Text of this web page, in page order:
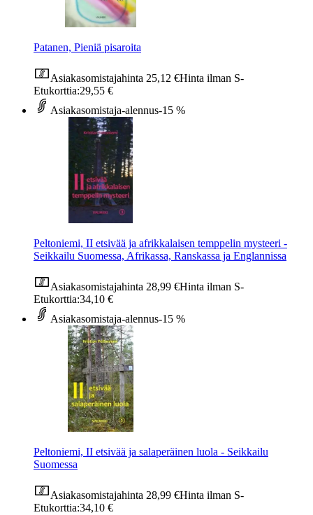
Patanen, Pieniä pisaroita
Asiakasomistajahinta 25,12 €Hinta ilman S-
Etukorttia:29,55 €
Asiakasomistaja-alennus-15 %
Peltoniemi, II etsivää ja afrikkalaisen temppelin mysteeri -
Seikkailu Suomessa, Afrikassa, Ranskassa ja Englannissa
Asiakasomistajahinta 28,99 €Hinta ilman S-
Etukorttia:34,10 €
Asiakasomistaja-alennus-15 %
Peltoniemi, II etsivää ja salaperäinen luola - Seikkailu
Suomessa
Asiakasomistajahinta 28,99 €Hinta ilman S-
Etukorttia:34,10 €